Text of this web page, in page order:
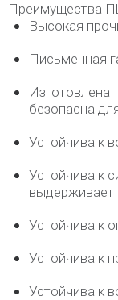
Преимущества
Высокая
Письменная
Изготовлена
безопасна
Устойчива к
Устойчива к
выдерживает
Устойчива к
Устойчива к
Устойчива к